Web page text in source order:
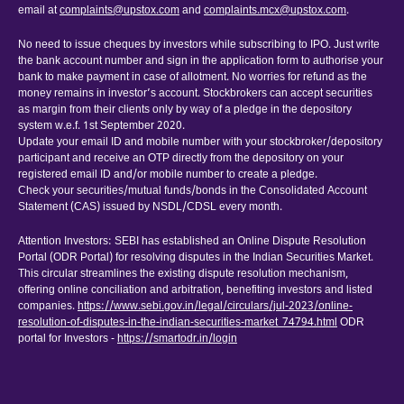
email atcomplaints@upstox.comand complaints.mcx@upstox.com.
No need to issue cheques by investors while subscribing to IPO. Just write
the bank account number and sign in the application form to authorise your
bank to make payment in case of allotment. No worries for refund as the
money remains in investor’s account. Stockbrokers can accept securities
as margin from their clients only by way of a pledge in the depository
system w.e.f. 1st September 2020.
Update your email ID and mobile number with your stockbroker/depository
participant and receive an OTP directly from the depository on your
registered email ID and/or mobile number to create a pledge.
Check your securities/mutual funds/bonds in the Consolidated Account
Statement (CAS) issued by NSDL/CDSL every month.
Attention Investors: SEBI has established an Online Dispute Resolution
Portal (ODR Portal) for resolving disputes in the Indian Securities Market.
This circular streamlines the existing dispute resolution mechanism,
offering online conciliation and arbitration, benefiting investors and listed
companies.https://www.sebi.gov.in/legal/circulars/jul-2023/online-
resolution-of-disputes-in-the-indian-securities-market_74794.html ODR
portal for Investors -https://smartodr.in/login